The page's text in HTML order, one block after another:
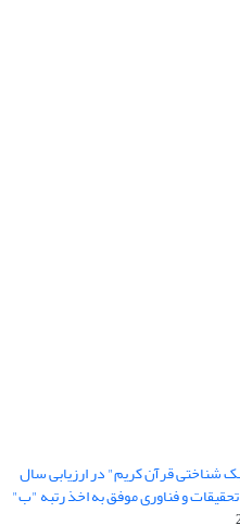
شناختی قرآن کریم" در ارزیابی سال
تحقیقات و فناوری موفق به اخذ رتبه "ب"